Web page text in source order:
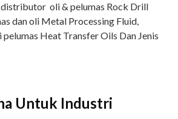
distributor oli & pelumas Rock Drill
dan oli Metal Processing Fluid,
pelumas Heat Transfer Oils Dan Jenis
Untuk Industri